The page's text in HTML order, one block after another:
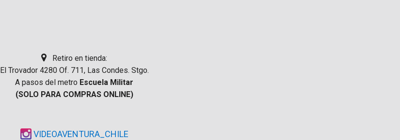
Retiro en tienda:
El Trovador 4280 Of. 711, Las Condes. Stgo.
A pasos del metro Escuela Militar
(SOLO PARA COMPRAS ONLINE)
VIDEOAVENTURA_CHILE